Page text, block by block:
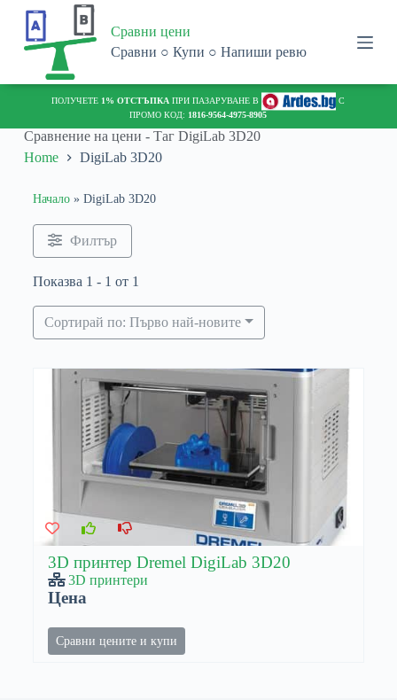
o
Сравни цени
Сравни ○ Купи ○ Напиши ревю
ПОЛУЧЕТЕ 1% ОТСТЪПКА ПРИ ПАЗАРУВАНЕ В
С
ПРОМО КОД: 1816-9564-4975-8905
Сравнение на цени - ТагDigiLab 3D20
Home
DigiLab 3D20
Начало» DigiLab 3D20
Филтър
Показва 1 - 1 от 1
Сортирай по: Първо най-новите
3D принтер Dremel DigiLab 3D20
3D принтери
Цена
Сравни цените и купи